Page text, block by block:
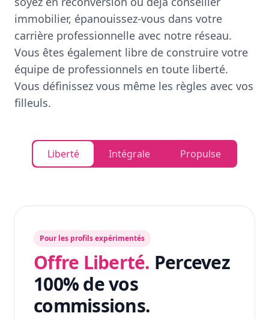
immobilier, épanouissez-vous dans votre
carrière professionnelle avec notre réseau.
Vous êtes également libre de construire votre
équipe de professionnels en toute liberté.
Vous définissez vous même les règles avec vos
filleuls.
Liberté Intégrale Propulse
Pour les profils expérimentés
Offre Liberté. Percevez
100% de vos
commissions.